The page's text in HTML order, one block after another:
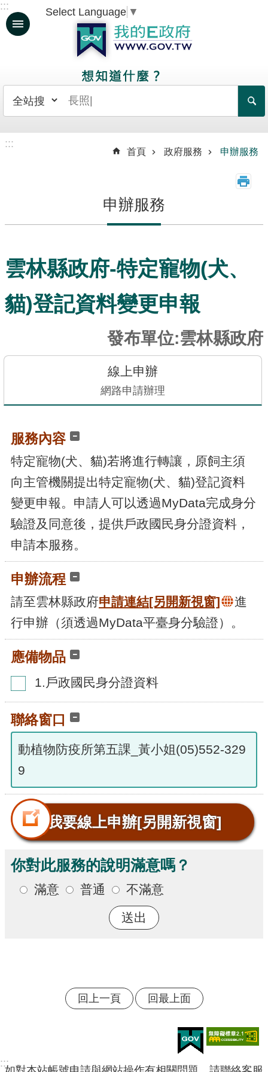
跳到主要內容區塊
常
生
資
訊
發
布
本
GOV
智
能
幫
手
電
腦
::: Select Language ▼
:::
首頁 政府服務 申辦服務
申辦服務
雲林縣政府-特定寵物(犬、
貓)登記資料變更申報
發布單位:雲林縣政府
線上申辦
網路申請辦理
服務內容
特定寵物(犬、貓)若將進行轉讓，原飼主須
向主管機關提出特定寵物(犬、貓)登記資料
變更申報。申請人可以透過MyData完成身分
驗證及同意後，提供戶政國民身分證資料，
申請本服務。
申辦流程
請至雲林縣政府申請連結[另開新視窗]
進
行申辦（須透過MyData平臺身分驗證）。
應備物品
1.戶政國民身分證資料
聯絡窗口
動植物防疫所第五課_黃小姐(05)552-329
9
我要線上申辦[另開新視窗]
你對此服務的說明滿意嗎？
滿意 普通 不滿意
回上一頁 回最上面
:::